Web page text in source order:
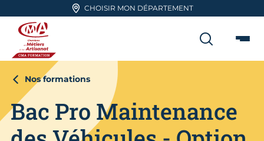
Aller en haut de pageCHOISIR MON DÉPARTEMENT
CMA FORMATION
Nos formations
Bac Pro Maintenance